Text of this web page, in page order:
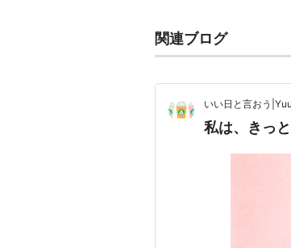
アンジュルム
七転び八起き/臥
関連ブログ
いい日と言おう
私は、きっ